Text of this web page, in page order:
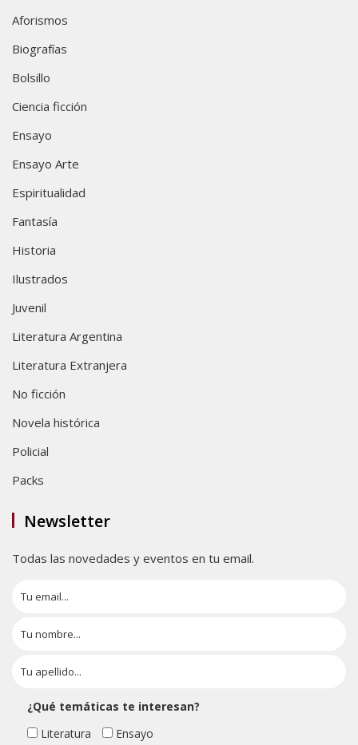
Aforismos
Biografías
Bolsillo
Ciencia ficción
Ensayo
Ensayo Arte
Espiritualidad
Fantasía
Historia
Ilustrados
Juvenil
Literatura Argentina
Literatura Extranjera
No ficción
Novela histórica
Policial
Packs
Newsletter
Todas las novedades y eventos en tu email.
¿Qué temáticas te interesan?
Literatura
Ensayo